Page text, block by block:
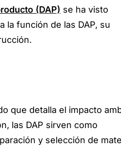
(DAP) se ha visto
la función de las DAP, su
que detalla el impacto
las DAP sirven como
y selección de